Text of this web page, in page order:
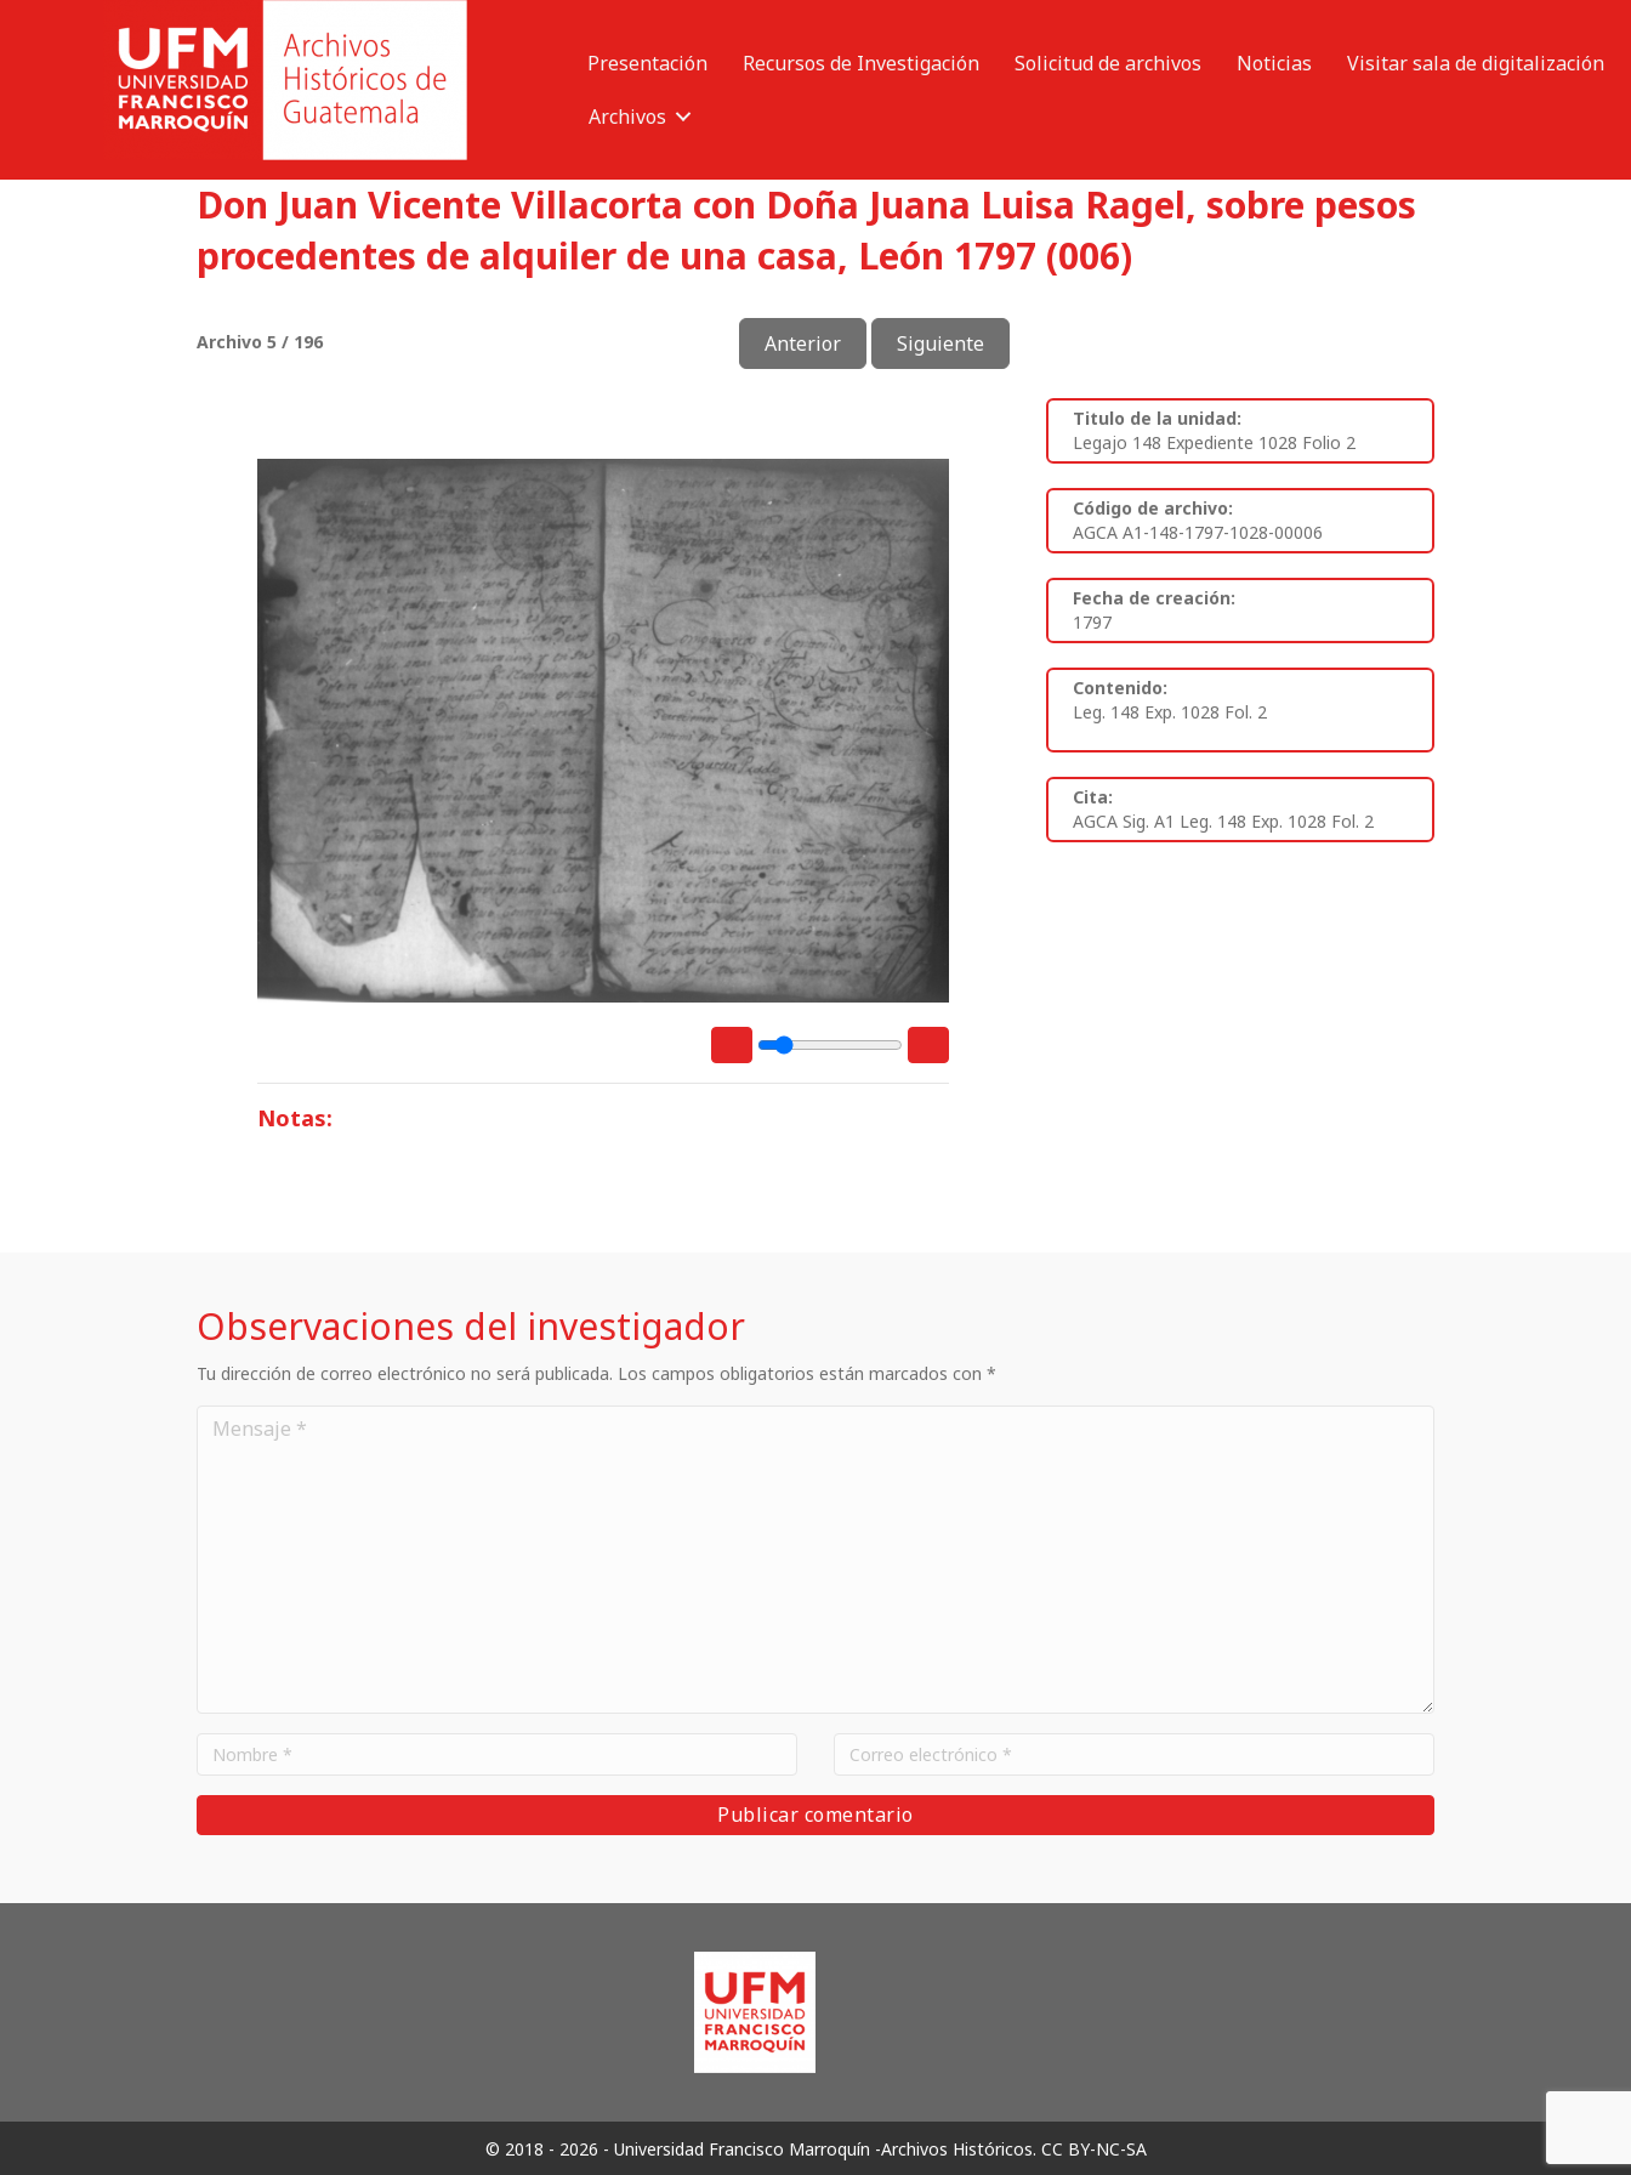
Presentación Recursos de Investigación Solicitud de archivos Noticias
Visitar sala de digitalización
Archivos
Don Juan Vicente Villacorta con Doña Juana Luisa Ragel, sobre pesos
procedentes de alquiler de una casa, León 1797 (006)
Archivo 5 / 196 Anterior Siguiente
Notas:
Titulo de la unidad:
Legajo 148 Expediente 1028 Folio 2
Código de archivo:
AGCA A1-148-1797-1028-00006
Fecha de creación:
1797
Contenido:
Leg. 148 Exp. 1028 Fol. 2
Cita:
AGCA Sig. A1 Leg. 148 Exp. 1028 Fol. 2
Observaciones del investigador
Tu dirección de correo electrónico no será publicada. Los campos obligatorios están marcados con *
© 2018 - 2026 - Universidad Francisco Marroquín -Archivos Históricos. CC BY-NC-SA